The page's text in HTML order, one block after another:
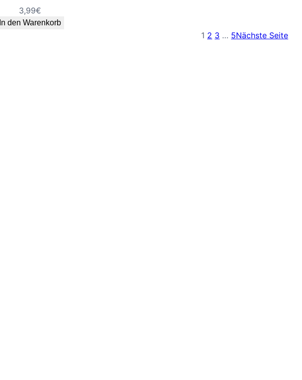
3,99€
In den Warenkorb
1 2 3 … 5Nächste Seite